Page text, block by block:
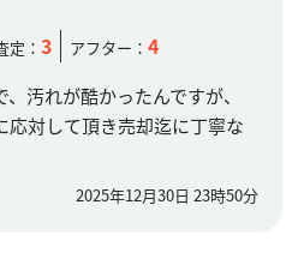
定： 3 アフター： 4
汚れが酷かったんですが、
応対して頂き売却迄に丁寧な
2025年12月30日 23時50分